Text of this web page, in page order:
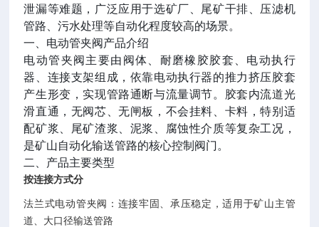
泄漏等难题，广泛应用于选矿厂、尾矿干排、压滤机
管路、污水处理等自动化程度较高的场景。
一、电动管夹阀产品介绍
电动管夹阀主要由阀体、耐磨橡胶胶套、电动执行
器、连接支架组成，依靠电动执行器的推力挤压胶套
产生形变，实现管路通断与流量调节。胶套内流道光
滑直通，无阀芯、无闸板，不会挂料、卡料，特别适
配矿浆、尾矿渣浆、泥浆、腐蚀性介质等复杂工况，
是矿山自动化输送管路的核心控制阀门。
二、产品主要类型
按连接方式分
法兰式电动管夹阀：连接牢固、承压稳定，适用于矿山主管
道、大口径输送管路